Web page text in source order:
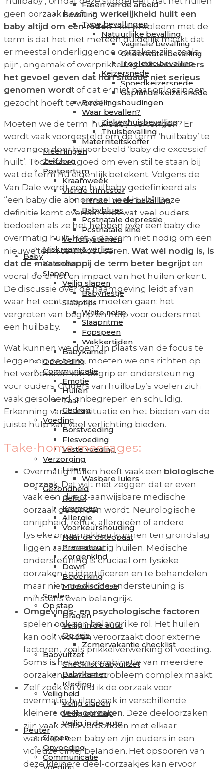
Fasen van de arbeid
Bevalling
Type bevallingen
Natuurlijke bevalling
Vaginale bevalling
Onderwaterbevalling
Ingeleide bevalling
Keizersnede
Spoedkeizersnede
Geplande keizersnede
Bevallingshoudingen
Waar bevallen?
Ziekenhuisbevalling
Thuisbevalling
Materniteitskoffer
Meerlingen
Zelfzorg
Postpartum
Kraamweek
Vierde trimester
Herstel na de bevalling
Babyblues
Postnatale depressie
Postnatale kine
Verlofsystemen
Miskraam & verlies
Baby
Kalender
Slapen
Veilig slapen
Babynestje
Slaaptips
White noise
Slaapritme
Fopspeen
Wakkertijden
Babykamer
Opvoeding
Communicatie
Emotie
Huilen
Taal
Gedrag
Voeding
Borstvoeding
Flesvoeding
Vaste voeding
Verzorging
Luiers
Wasbare luiers
Gezondheid
Reflux
Krampen
Allergie
Voorkeurshouding
Naar de osteopaat
Prematuur
Zorgenkind
Down
Beperking
Mucoviscidose
Spelen
Op stap
Dragen
Veilig in de auto
Op reis
Zomervakantie checklist
Babyuitzet
Checklist babyuitzet
Babykamer
Kleding
Veiligheid
Veilig slapen
Veilig op stap
Veilig in de auto
Peuter
Slapen
Opvoeding
Communicatie
Voeding
geen oorzaak heeft.In werkelijkheid huilt een
baby altijd om een reden. Het probleem met de
term is dat het niet meteen duidelijk maakt dat
er meestal onderliggende oorzaken zijn, zoals
pijn, ongemak of overprikkeling.Dit kan ouders
het gevoel geven dat hun situatie niet serieus
genomen wordt of dat er niet naar oplossingen
gezocht hoeft te worden.
Moeten we de term ‘huilbaby’ vervangen? Er
wordt vaak voorgesteld om de term ‘huilbaby’ te
vervangen door bijvoorbeeld ‘baby die excessief
huilt’. Toch is het goed om even stil te staan bij
wat de term nu eigenlijk betekent. Volgens de
Van Dale wordt een huilbaby gedefinieerd als
“een baby die abnormaal veel huilt”. Deze
definitie komt overeen met wat veel ouders
bedoelen als ze het hebben over een baby die
overmatig huilt. Het is daarom niet nodig om een
nieuwe term te introduceren. Wat wél nodig is, is
dat de maatschappij de term beter begrijpt en
vooral de ernst en impact van het huilen erkent.
De discussie over de naamgeving leidt af van
waar het echt om zou moeten gaan: het
vergroten van begrip en hulp voor ouders met
een huilbaby.
Wat kunnen we doen? In plaats van de focus te
leggen op de term, moeten we ons richten op
het verbeteren van begrip en ondersteuning
voor ouders. Ouders van huilbaby’s voelen zich
vaak geïsoleerd, onbegrepen en schuldig.
Erkenning van hun situatie en het bieden van de
juiste hulp kan veel verlichting bieden.
Take-home messages:
Overmatig huilen heeft vaak een biologische
oorzaak. Dat wilt niet zeggen dat er even
vaak een direct-aanwijsbare medische
oorzaak gevonden wordt. Neurologische
onrijpheid, reflux, allergieën of andere
fysieke ongemakken kunnen ten grondslag
liggen aan overmatig huilen. Medische
ondersteuning is cruciaal om fysieke
oorzaken te identificeren en te behandelen
maar niet-medische ondersteuning is
minstens even belangrijk.
Omgevings- en psychologische factoren
spelen ook een belangrijke rol. Het huilen
kan ook worden veroorzaakt door externe
factoren, zoals prikkelverwerking of voeding.
Soms is het een combinatie van meerdere
oorzaken, wat het probleem complex maakt.
Zelf zoek en vind ik de oorzaak voor
overmatig huilen vaak in verschillende
kleinere deel-oorzaken. Deze deeloorzaken
zijn vaak zelfs verbonden met elkaar
waardoor een baby en zijn ouders in een
vicieuze cirkel belanden. Het opsporen van
deze kleinere deel-oorzaakjes kan ervoor